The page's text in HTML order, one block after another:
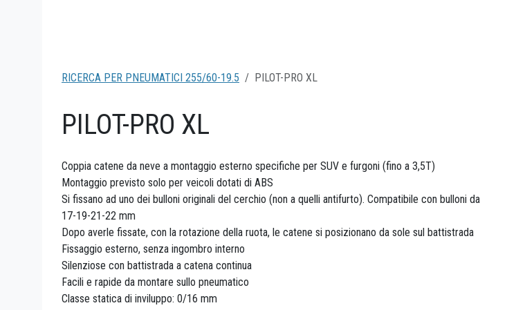
RICERCA PER PNEUMATICI 255/60-19.5 PILOT-PRO XL
PILOT-PRO XL
Coppia catene da neve a montaggio esterno specifiche per SUV e furgoni (fino a 3,5T)
Montaggio previsto solo per veicoli dotati di ABS
Si fissano ad uno dei bulloni originali del cerchio (non a quelli antifurto). Compatibile con bulloni da
17-19-21-22 mm
Dopo averle fissate, con la rotazione della ruota, le catene si posizionano da sole sul battistrada
Fissaggio esterno, senza ingombro interno
Silenziose con battistrada a catena continua
Facili e rapide da montare sullo pneumatico
Classe statica di inviluppo: 0/16 mm